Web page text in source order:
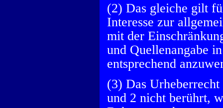
(2) Das gleiche gilt
Interesse zur
mit der
und Quellenangabe
entsprechend
(3) Das
und 2 nicht berührt,